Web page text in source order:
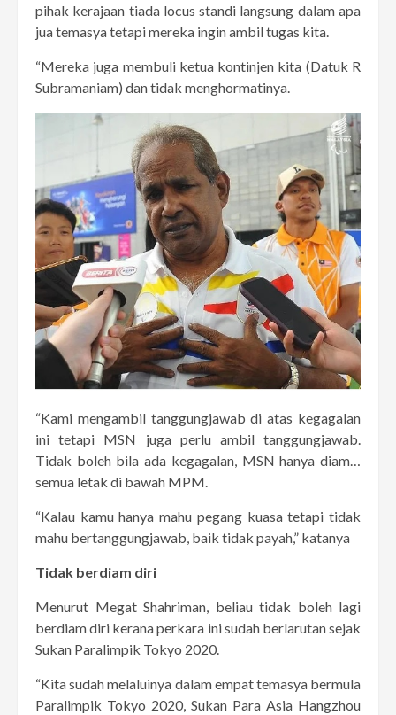
pihak kerajaan tiada locus standi langsung dalam apa
jua temasya tetapi mereka ingin ambil tugas kita.
“Mereka juga membuli ketua kontinjen kita (Datuk R
Subramaniam) dan tidak menghormatinya.
“Kami mengambil tanggungjawab di atas kegagalan
ini tetapi MSN juga perlu ambil tanggungjawab.
Tidak boleh bila ada kegagalan, MSN hanya diam…
semua letak di bawah MPM.
“Kalau kamu hanya mahu pegang kuasa tetapi tidak
mahu bertanggungjawab, baik tidak payah,” katanya
Tidak berdiam diri
Menurut Megat Shahriman, beliau tidak boleh lagi
berdiam diri kerana perkara ini sudah berlarutan sejak
Sukan Paralimpik Tokyo 2020.
“Kita sudah melaluinya dalam empat temasya bermula
Paralimpik Tokyo 2020, Sukan Para Asia Hangzhou